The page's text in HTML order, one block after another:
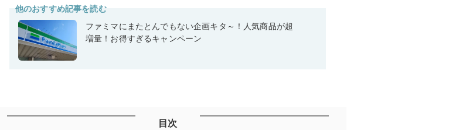
他のおすすめ記事を読む
ファミマにまたとんでもない企画キタ～！人気商品が超
増量！お得すぎるキャンペーン
目次